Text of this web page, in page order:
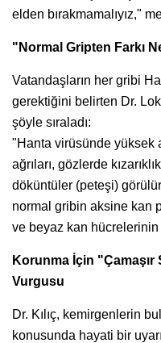
elden bırakmamalıyız,"
"Normal Gripten Farkı
Vatandaşların her gribi
gerektiğini belirten Dr.
şöyle sıraladı:
"Hanta virüsünde yüksek
ağrıları, gözlerde
döküntüler (peteşi)
normal gribin aksine kan
ve beyaz kan hücrelerinin
Korunma İçin
Vurgusu
Dr. Kılıç, kemirgenlerin
konusunda hayati bir